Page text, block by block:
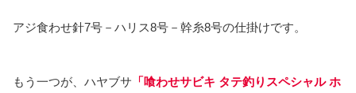
アジ食わせ針7号－ハリス8号－幹糸8号の仕掛けです。
もう一つが、ハヤブサ 「喰わせサビキ タテ釣りスペシャル ホ